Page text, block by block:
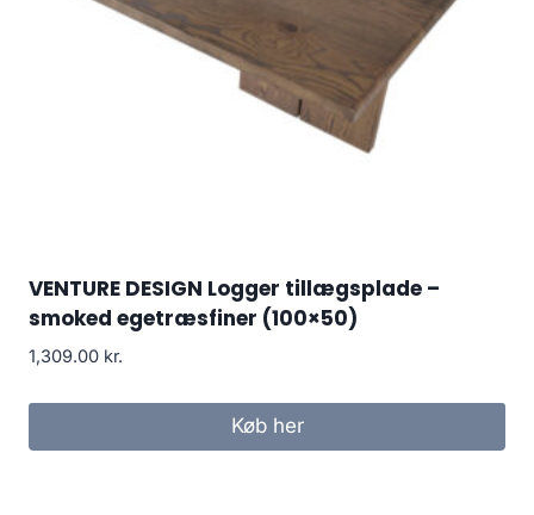
VENTURE DESIGN Logger tillægsplade –
smoked egetræsfiner (100×50)
1,309.00 kr.
Køb her